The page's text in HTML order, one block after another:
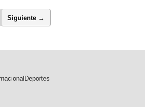
Siguiente →
Deportes